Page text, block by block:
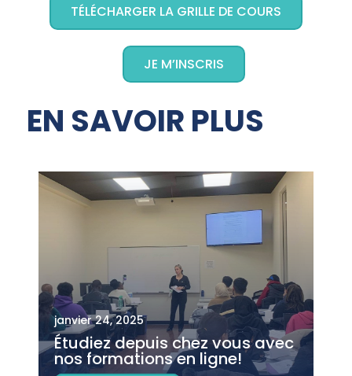
TÉLÉCHARGER LA GRILLE DE COURS
JE M’INSCRIS
EN SAVOIR PLUS
janvier 24, 2025
Étudiez depuis chez vous avec
nos formations en ligne!